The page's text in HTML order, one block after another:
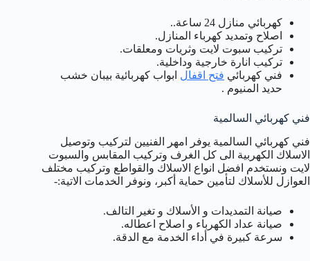
كهربائي منازل 24 ساعة..
اصلاح وتمديد كهرباء المنازل.
تركيب سبوت لايت وثريات ومعلقات.
تركيب انارة خارجية وداخلية.
فني كهربائي فتح اقفال ابواب كهربائية بيبان خشب
حديد المنيوم .
فني كهربائي السالمية
فني كهربائي السالمية يوفر امهر الفنيين لتركيب وتوصيل
الاسلاك الكهربية الى كل الغرف وتركيب المقابس والسبوت
لايت ونستخدم افضل انواع الاسلاك والقواطع وتركيب مختلف
العوازل للأسلاك لتأمين حماية أكبر، ونوفر الخدمات الاتية:-
صيانة التمديدات و الأسلاك و تغير التالف.
صيانة عداد الكهرباء و اصلاح اعطاله.
سرعة كبيرة في أداء الخدمة مع الدقة.